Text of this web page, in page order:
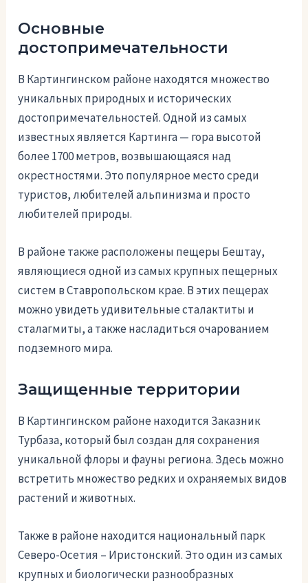
Основные
достопримечательности
В Картингинском районе находятся множество
уникальных природных и исторических
достопримечательностей. Одной из самых
известных является Картинга — гора высотой
более 1700 метров, возвышающаяся над
окрестностями. Это популярное место среди
туристов, любителей альпинизма и просто
любителей природы.
В районе также расположены пещеры Бештау,
являющиеся одной из самых крупных пещерных
систем в Ставропольском крае. В этих пещерах
можно увидеть удивительные сталактиты и
сталагмиты, а также насладиться очарованием
подземного мира.
Защищенные территории
В Картингинском районе находится Заказник
Турбаза, который был создан для сохранения
уникальной флоры и фауны региона. Здесь можно
встретить множество редких и охраняемых видов
растений и животных.
Также в районе находится национальный парк
Северо-Осетия – Иристонский. Это один из самых
крупных и биологически разнообразных